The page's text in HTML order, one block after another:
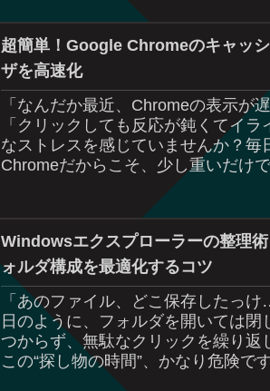
超簡単！Google Chromeのキャッ
ザを高速化
「なんだか最近、Chromeの表示が
「クリックしても反応が鈍くてイ
なストレスを感じていませんか？毎
Chromeだからこそ、少し重いだけ
く下がってしまいます。実はその原...
Windowsエクスプローラーの整理
ォルダ構成を最適化するコツ
「あのファイル、どこ保存したっ
日のように、フォルダを開いては閉
つからず、無駄なクリックを繰り返
この“探し物の時間”、かなり危険で
積み重なると年間で何時間、何十時